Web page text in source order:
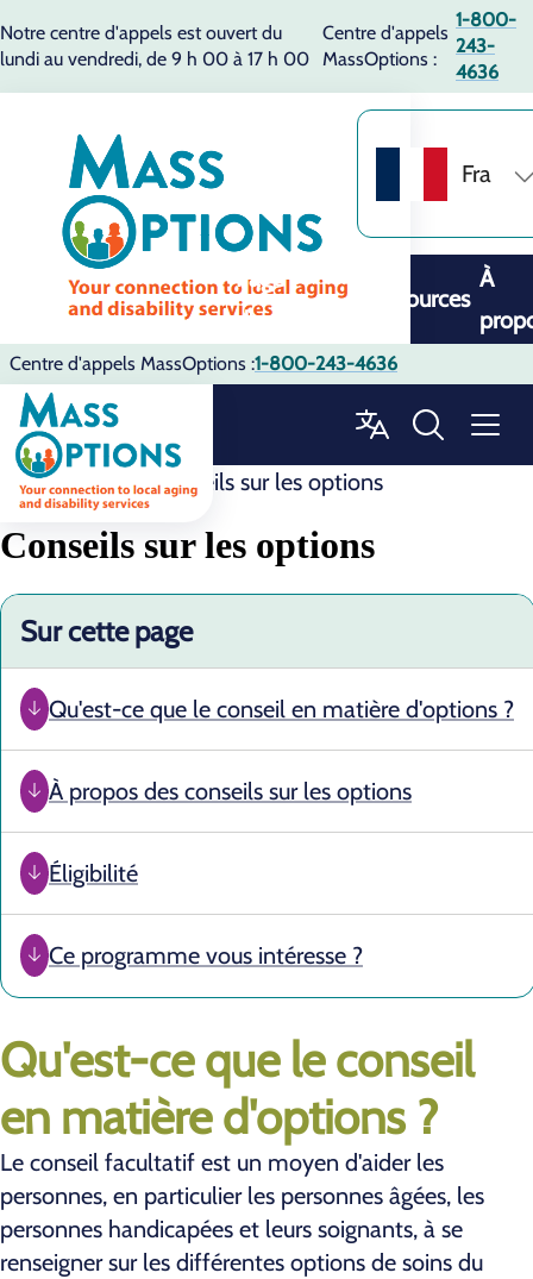
Notre centre d'appels est ouvert du
lundi au vendredi, de 9 h 00 à 17 h 00
Centre d'appels
MassOptions :
1-800-
243-
4636
Fra
Page
d'accueil
Ressources
À
Centre d'appels MassOptions :1-800-243-4636
Ressources Conseils sur les options
Conseils sur les options
Sur cette page
Qu'est-ce que le conseil en matière d'options ?
À propos des conseils sur les options
Éligibilité
Ce programme vous intéresse ?
Qu'est-ce que le conseil
en matière d'options ?
Le conseil facultatif est un moyen d'aider les
personnes, en particulier les personnes âgées, les
personnes handicapées et leurs soignants, à se
renseigner sur les différentes options de soins du